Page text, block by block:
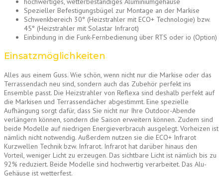
Spezieller Befestigungsbügel zur Montage an der Markise
Schwenkbereich 30° (Heizstrahler mit ECO+ Technologie) bzw.
45° (Heizstrahler mit Solastar Infrarot)
Einbindung in die Funk-Fernbedienung über RTS oder io (Option)
Einsatzmöglichkeiten
Alles aus einem Guss. Wie schön, wenn nicht nur die Markise oder das
Terrassendach neu sind, sondern auch das Zubehör perfekt ins
Ensemble passt. Die Heizstrahler von Reflexa sind deshalb perfekt auf
die Markisen und Terrassendächer abgestimmt. Eine spezielle
Aufhängung sorgt dafür, dass Sie nicht nur Ihre Outdoor-Abende
verlängern können, sondern die Saison erweitern können. Zudem sind
beide Modelle auf niedrigen Energieverbracuh ausgelegt. Vorheizen ist
nämlich nicht notwendig. Außerdem nutzen sie die ECO+ Infrarot
Kurzwellen Technik bzw. Infrarot. Infrarot hat darüber hinaus den
Vorteil, weniger Licht zu erzeugen. Das sichtbare Licht ist nämlich bis zu
92% reduziert. Beide Modelle sind hochwertig verarbeitet. Das Alu-
Gehäuse ist wetterfest.